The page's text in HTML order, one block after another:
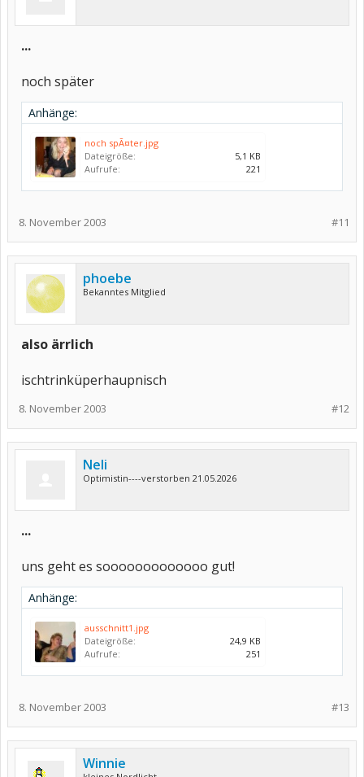
...
noch später
Anhänge:
noch spÃ¤ter.jpg
Dateigröße:
5,1 KB
Aufrufe:
221
#11
8. November 2003
phoebe
Bekanntes Mitglied
also ärrlich
ischtrinküperhaupnisch
#12
8. November 2003
Neli
Optimistin----verstorben 21.05.2026
...
uns geht es sooooooooooooo gut!
Anhänge:
ausschnitt1.jpg
Dateigröße:
24,9 KB
Aufrufe:
251
#13
8. November 2003
Winnie